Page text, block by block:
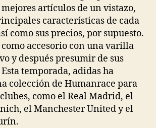
artículos de un vistazo,
características de cada
como sus precios, por supuesto.
como accesorio con una varilla
y después presumir de sus
temporada, adidas ha
colección de Humanrace para
como el Real Madrid, el
el Manchester United y el